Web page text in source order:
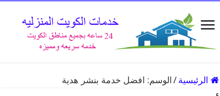
الرئيسية / الوسم: افضل خدمة بنشر هدية